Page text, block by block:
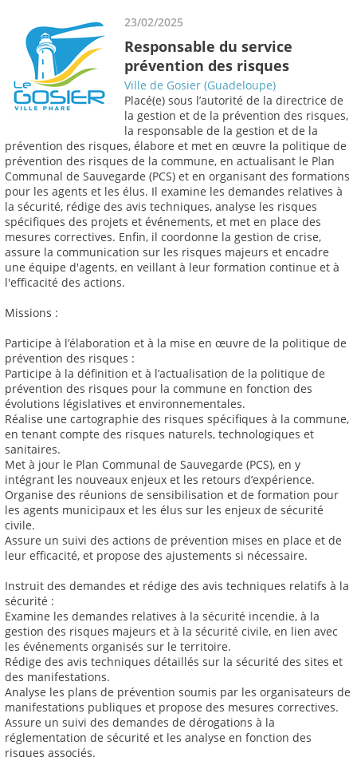
23/02/2025
Responsable du service
prévention des risques
Ville de Gosier (Guadeloupe)
Placé(e) sous l’autorité de la directrice de
la gestion et de la prévention des risques,
la responsable de la gestion et de la
prévention des risques, élabore et met en œuvre la politique de
prévention des risques de la commune, en actualisant le Plan
Communal de Sauvegarde (PCS) et en organisant des formations
pour les agents et les élus. Il examine les demandes relatives à
la sécurité, rédige des avis techniques, analyse les risques
spécifiques des projets et événements, et met en place des
mesures correctives. Enfin, il coordonne la gestion de crise,
assure la communication sur les risques majeurs et encadre
une équipe d'agents, en veillant à leur formation continue et à
l'efficacité des actions.
Missions :
Participe à l’élaboration et à la mise en œuvre de la politique de
prévention des risques :
Participe à la définition et à l’actualisation de la politique de
prévention des risques pour la commune en fonction des
évolutions législatives et environnementales.
Réalise une cartographie des risques spécifiques à la commune,
en tenant compte des risques naturels, technologiques et
sanitaires.
Met à jour le Plan Communal de Sauvegarde (PCS), en y
intégrant les nouveaux enjeux et les retours d’expérience.
Organise des réunions de sensibilisation et de formation pour
les agents municipaux et les élus sur les enjeux de sécurité
civile.
Assure un suivi des actions de prévention mises en place et de
leur efficacité, et propose des ajustements si nécessaire.
Instruit des demandes et rédige des avis techniques relatifs à la
sécurité :
Examine les demandes relatives à la sécurité incendie, à la
gestion des risques majeurs et à la sécurité civile, en lien avec
les événements organisés sur le territoire.
Rédige des avis techniques détaillés sur la sécurité des sites et
des manifestations.
Analyse les plans de prévention soumis par les organisateurs de
manifestations publiques et propose des mesures correctives.
Assure un suivi des demandes de dérogations à la
réglementation de sécurité et les analyse en fonction des
risques associés.